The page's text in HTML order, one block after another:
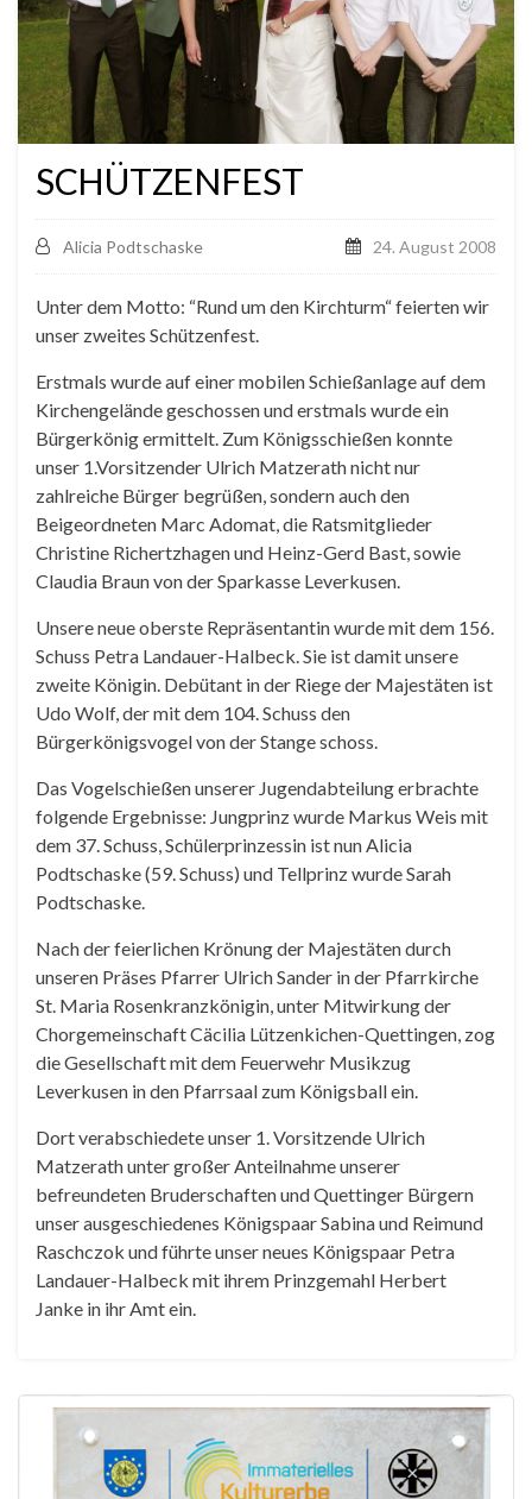
SCHÜTZENFEST
Alicia Podtschaske 24. August 2008
Unter dem Motto: “Rund um den Kirchturm“ feierten wir
unser zweites Schützenfest.
Erstmals wurde auf einer mobilen Schießanlage auf dem
Kirchengelände geschossen und erstmals wurde ein
Bürgerkönig ermittelt. Zum Königsschießen konnte
unser 1.Vorsitzender Ulrich Matzerath nicht nur
zahlreiche Bürger begrüßen, sondern auch den
Beigeordneten Marc Adomat, die Ratsmitglieder
Christine Richertzhagen und Heinz-Gerd Bast, sowie
Claudia Braun von der Sparkasse Leverkusen.
Unsere neue oberste Repräsentantin wurde mit dem 156.
Schuss Petra Landauer-Halbeck. Sie ist damit unsere
zweite Königin. Debütant in der Riege der Majestäten ist
Udo Wolf, der mit dem 104. Schuss den
Bürgerkönigsvogel von der Stange schoss.
Das Vogelschießen unserer Jugendabteilung erbrachte
folgende Ergebnisse: Jungprinz wurde Markus Weis mit
dem 37. Schuss, Schülerprinzessin ist nun Alicia
Podtschaske (59. Schuss) und Tellprinz wurde Sarah
Podtschaske.
Nach der feierlichen Krönung der Majestäten durch
unseren Präses Pfarrer Ulrich Sander in der Pfarrkirche
St. Maria Rosenkranzkönigin, unter Mitwirkung der
Chorgemeinschaft Cäcilia Lützenkichen-Quettingen, zog
die Gesellschaft mit dem Feuerwehr Musikzug
Leverkusen in den Pfarrsaal zum Königsball ein.
Dort verabschiedete unser 1. Vorsitzende Ulrich
Matzerath unter großer Anteilnahme unserer
befreundeten Bruderschaften und Quettinger Bürgern
unser ausgeschiedenes Königspaar Sabina und Reimund
Raschczok und führte unser neues Königspaar Petra
Landauer-Halbeck mit ihrem Prinzgemahl Herbert
Janke in ihr Amt ein.